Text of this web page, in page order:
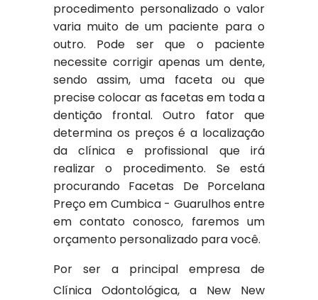
procedimento personalizado o valor
varia muito de um paciente para o
outro. Pode ser que o paciente
necessite corrigir apenas um dente,
sendo assim, uma faceta ou que
precise colocar as facetas em toda a
dentição frontal. Outro fator que
determina os preços é a localização
da clínica e profissional que irá
realizar o procedimento. Se está
procurando Facetas De Porcelana
Preço em Cumbica - Guarulhos entre
em contato conosco, faremos um
orçamento personalizado para você.
Por ser a principal empresa de
Clínica Odontológica, a New New